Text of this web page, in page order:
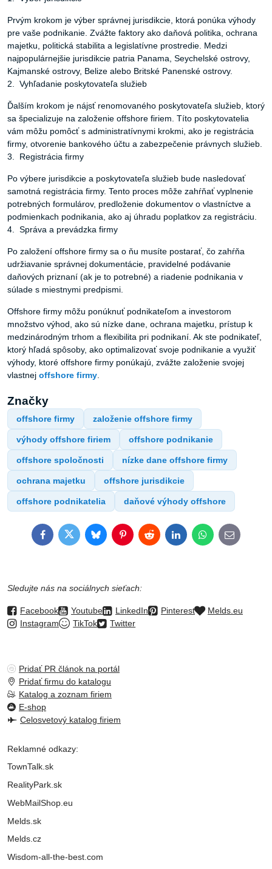
Prvým krokom je výber správnej jurisdikcie, ktorá ponúka výhody
pre vaše podnikanie. Zvážte faktory ako daňová politika, ochrana
majetku, politická stabilita a legislatívne prostredie. Medzi
najpopulárnejšie jurisdikcie patria Panama, Seychelské ostrovy,
Kajmanské ostrovy, Belize alebo Britské Panenské ostrovy.
2. Vyhľadanie poskytovateľa služieb
Ďalším krokom je nájsť renomovaného poskytovateľa služieb, ktorý
sa špecializuje na založenie offshore firiem. Títo poskytovatelia
vám môžu pomôcť s administratívnymi krokmi, ako je registrácia
firmy, otvorenie bankového účtu a zabezpečenie právnych služieb.
3. Registrácia firmy
Po výbere jurisdikcie a poskytovateľa služieb bude nasledovať
samotná registrácia firmy. Tento proces môže zahŕňať vyplnenie
potrebných formulárov, predloženie dokumentov o vlastníctve a
podmienkach podnikania, ako aj úhradu poplatkov za registráciu.
4. Správa a prevádzka firmy
Po založení offshore firmy sa o ňu musíte postarať, čo zahŕňa
udržiavanie správnej dokumentácie, pravidelné podávanie
daňových priznaní (ak je to potrebné) a riadenie podnikania v
súlade s miestnymi predpismi.
Offshore firmy môžu ponúknuť podnikateľom a investorom
množstvo výhod, ako sú nízke dane, ochrana majetku, prístup k
medzinárodným trhom a flexibilita pri podnikaní. Ak ste podnikateľ,
ktorý hľadá spôsoby, ako optimalizovať svoje podnikanie a využiť
výhody, ktoré offshore firmy ponúkajú, zvážte založenie svojej
vlastnej offshore firmy
Značky
offshore firmy založenie offshore firmy
výhody offshore firiem offshore podnikanie
offshore spoločnosti nízke dane offshore firmy
ochrana majetku offshore jurisdikcie
offshore podnikatelia daňové výhody offshore
FacebookTwitterBlueskyPinterestRedditLinkedInWhatsApp
E-
mail
Sledujte nás na sociálnych sieťach:
Facebook Youtube LinkedIn Pinterest
Melds.eu
Instagram
TikTok Twitter
Pridať PR článok na portál
Pridať firmu do katalogu
Katalog a zoznam firiem
E-shop
Celosvetový katalog firiem
Reklamné odkazy:
TownTalk.sk
RealityPark.sk
WebMailShop.eu
Melds.sk
Melds.cz
Wisdom-all-the-best.com